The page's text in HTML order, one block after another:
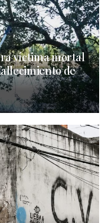
víctima mortal
de